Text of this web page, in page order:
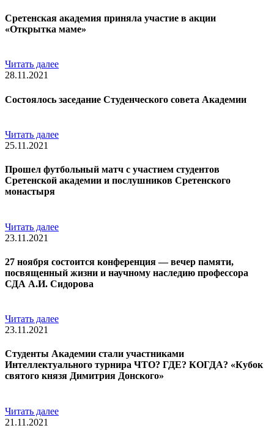
Сретенская академия приняла участие в акции
«Открытка маме»
Читать далее
28.11.2021
Состоялось заседание Студенческого совета Академии
Читать далее
25.11.2021
Прошел футбольный матч с участием студентов
Сретенской академии и послушников Сретенского
монастыря
Читать далее
23.11.2021
27 ноября состоится конференция — вечер памяти,
посвященный жизни и научному наследию профессора
СДА А.И. Сидорова
Читать далее
23.11.2021
Студенты Академии стали участниками
Интеллектуального турнира ЧТО? ГДЕ? КОГДА? «Кубок
святого князя Димитрия Донского»
Читать далее
21.11.2021